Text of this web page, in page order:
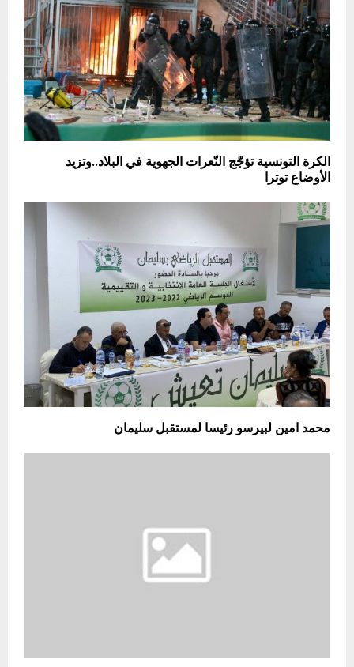
الكرة التونسية تؤجّج النّعرات الجهوية في البلاد..وتزيد
الأوضاع توترا
محمد امين لبيرسو رئيسا لمستقبل سليمان